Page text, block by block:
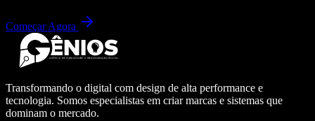
Começar Agora
Transformando o digital com design de alta performance e
tecnologia. Somos especialistas em criar marcas e sistemas que
dominam o mercado.